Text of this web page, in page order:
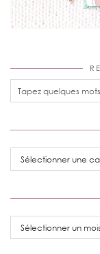
Categories
Blog
Archive